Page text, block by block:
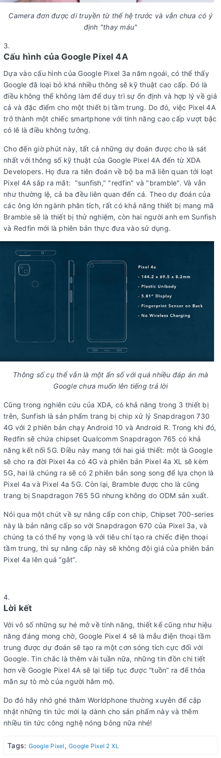
Camera đơn được di truyền từ thế hệ trước và vẫn chưa có ý
định "thay máu"
Cấu hình của Google Pixel 4A
Dựa vào cấu hình của Google Pixel 3a năm ngoái, có thể thấy
Google đã loại bỏ khá nhiều thông sẽ kỹ thuật cao cấp. Đó là
điều không thể không làm để duy trì sự ổn định và hợp lý về giá
cả và đặc điểm cho một thiết bị tầm trung. Do đó, việc Pixel 4A
trở thành một chiếc smartphone với tính năng cao cấp vượt bậc
có lẽ là điều không tưởng.
Cho đến giờ phút này, tất cả những dự đoán được cho là sát
nhất với thông số kỹ thuật của Google Pixel 4A đến từ XDA
Developers. Họ đưa ra tiên đoán về bộ ba mã liên quan tới loạt
Pixel 4A sắp ra mắt: "sunfish," "redfin" và "bramble". Và vẫn
như thường lệ, cả ba đều liên quan đến cá. Theo dự đoán của
các ông lớn ngành phân tích, rất có khả năng thiết bị mang mã
Bramble sẽ là thiết bị thử nghiệm, còn hai người anh em Sunfish
và Redfin mới là phiên bản thực đưa vào sử dụng.
Thông số cụ thể vẫn là một ẩn số với quá nhiều đáp án mà
Google chưa muốn lên tiếng trả lời
Cũng trong nghiên cứu của XDA, có khả năng trong 3 thiết bị
trên, Sunfish là sản phẩm trang bị chip xử lý Snapdragon 730
4G với 2 phiên bản chạy Android 10 và Android R. Trong khi đó,
Redfin sẽ chứa chipset Qualcomm Snapdragon 765 có khả
năng kết nối 5G. Điều này mang tới hai giả thiết: một là Google
sẽ cho ra đời Pixel 4a có 4G và phiên bản Pixel 4a XL sẽ kèm
5G, hai là chúng ra sẽ có 2 phiên bản song song để lựa chọn là
Pixel 4a và Pixel 4a 5G. Còn lại, Bramble được cho là cũng
trang bị Snapdragon 765 5G nhưng không do ODM sản xuất.
Nói qua một chút về sự nâng cấp con chip, Chipset 700-series
này là bản nâng cấp so với Snapdragon 670 của Pixel 3a, và
chúng ta có thể hy vọng là với tiêu chí tạo ra chiếc điện thoại
tầm trung, thì sự nâng cấp này sẽ không đội giá của phiên bản
Pixel 4a lên quá “gắt”.
Lời kết
Với vô số những sự hé mở về tính năng, thiết kế cũng như hiệu
năng đáng mong chờ, Google Pixel 4 sẽ là mẫu điện thoại tầm
trung được dự đoán sẽ tạo ra một cơn sóng tích cực đối với
Google. Tin chắc là thêm vài tuần nữa, những tin đồn chi tiết
hơn về Google Pixel 4A sẽ lại tiếp tục được “tuồn” ra để thỏa
mãn sự tò mò của người hâm mộ.
Do đó hãy nhớ ghé thăm Worldphone thường xuyên để cập
nhật những tin tức mới lạ dành cho sản phẩm này và thêm
nhiều tin tức công nghệ nóng bỏng nữa nhé!
Tags: Google Pixel , Google Pixel 2 XL